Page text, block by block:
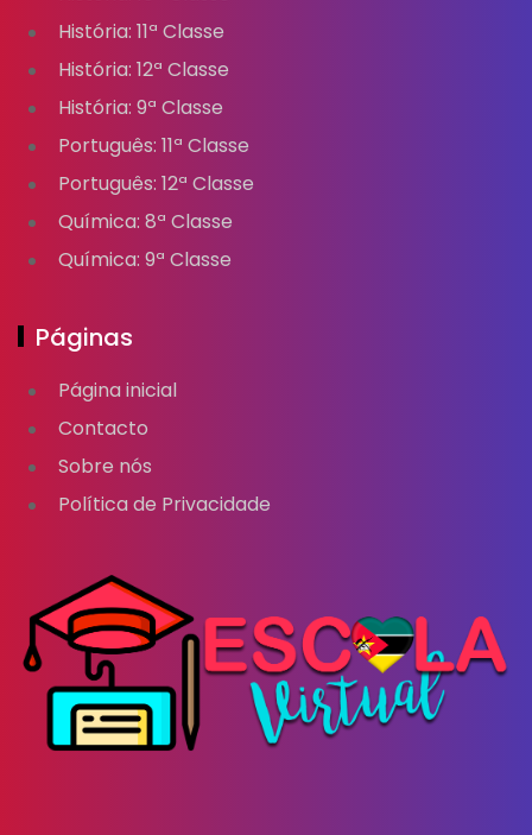
História: 11ª Classe
História: 12ª Classe
História: 9ª Classe
Português: 11ª Classe
Português: 12ª Classe
Química: 8ª Classe
Química: 9ª Classe
Páginas
Página inicial
Contacto
Sobre nós
Política de Privacidade